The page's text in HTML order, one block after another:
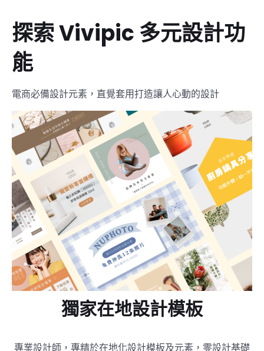
探索 Vivipic 多元設計功
能
電商必備設計元素，直覺套用打造讓人心動的設計
獨家在地設計模板
專業設計師，專精於在地化設計模板及元素，零設計基礎